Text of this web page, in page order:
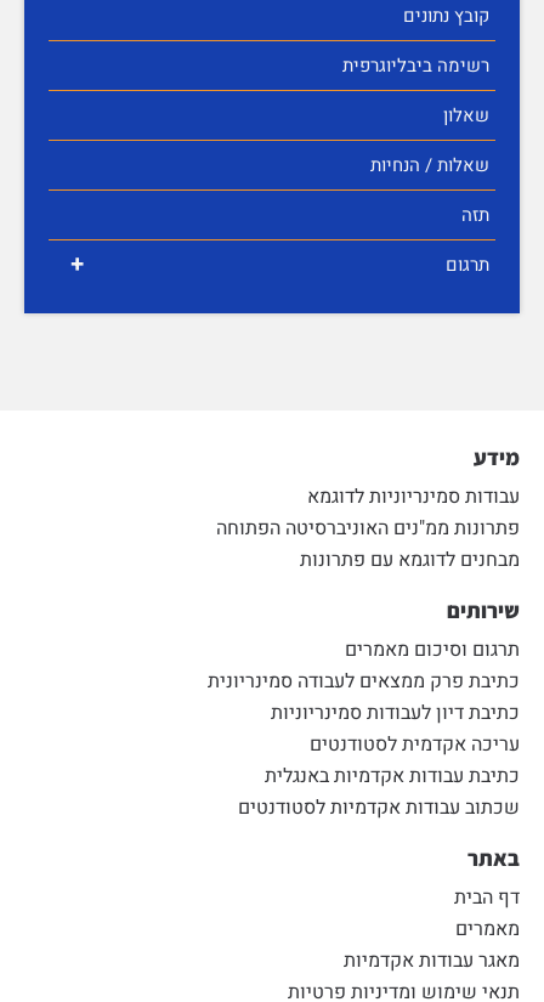
קובץ נתונים
רשימה ביבליוגרפית
שאלון
שאלות / הנחיות
תזה
+ תרגום
מידע
עבודות סמינריוניות לדוגמא
פתרונות ממ"נים האוניברסיטה הפתוחה
מבחנים לדוגמא עם פתרונות
שירותים
תרגום וסיכום מאמרים
כתיבת פרק ממצאים לעבודה סמינריונית
כתיבת דיון לעבודות סמינריוניות
עריכה אקדמית לסטודנטים
כתיבת עבודות אקדמיות באנגלית
שכתוב עבודות אקדמיות לסטודנטים
באתר
דף הבית
מאמרים
מאגר עבודות אקדמיות
תנאי שימוש ומדיניות פרטיות